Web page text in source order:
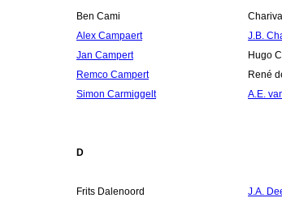
Ben Cami
Alex Campaert
J.B.
Jan Campert
Hugo
Remco Campert
René
Simon Carmiggelt
A.E.
D
Frits Dalenoord J.A.